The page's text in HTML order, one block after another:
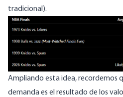
tradicional).
Ampliando esta idea, recordemos
demanda es el resultado de los